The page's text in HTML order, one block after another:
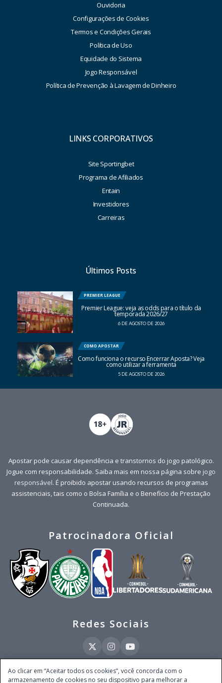
Ouvidoria
Configurações de Cookies
Termos e Condições Gerais
Política de Uso
Equidade do Sistema
Jogo Responsável
Política de Prevenção à Lavagem de Dinheiro
LINKS CORPORATIVOS
Site Sportingbet
Programa de Afiliados
Entain
Investidores
Carreiras
Últimos Posts
PREMIER LEAGUE
Premier League: veja as odds para o título da
temporada 2026/27
6 DE AGOSTO DE 2026
COMO APOSTAR
Como funciona o recurso Encerrar Aposta? Veja
como utilizar a ferramenta
5 DE AGOSTO DE 2026
Apostar pode causar dependência e transtornos do jogo patológico.
Jogue com responsabilidade. Saiba mais em nossa página sobre jogo
responsável. É proibido apostar usando recursos de programas
assistenciais, tais como o Bolsa Família e o Benefício de Prestação
Continuada.
Patrocinadora Oficial
Redes Sociais
Este site é operado pela Ventmear Brasil LTDA (CNPJ 52.868.380/0001-84), com
Ao clicar em “Aceitar todos os cookies”, você concorda com o
armazenamento de cookies no seu dispositivo para melhorar a